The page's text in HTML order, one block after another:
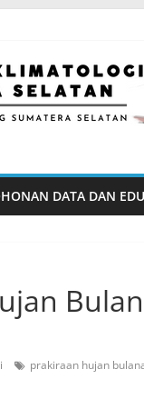
DATA DAN
prakiraan hujan